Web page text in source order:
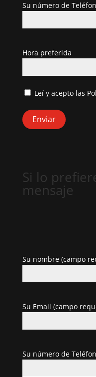
Su número de
Hora preferida
Leí y acepto las
Si lo
mensaje
Su nombre (campo
Su Email (campo
Su número de